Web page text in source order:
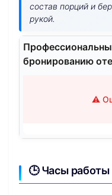
состав порций и
рукой.
бронированию
⚠️
🕒 Часы работы